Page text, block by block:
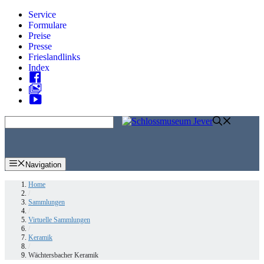
Zum
Inhalt
springen
Service
Formulare
Preise
Presse
Frieslandlinks
Index
to
Navigation
Home
Sammlungen
Virtuelle Sammlungen
Keramik
Wächtersbacher Keramik